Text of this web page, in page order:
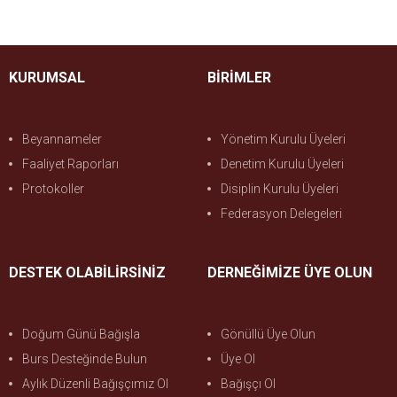
KURUMSAL
Beyannameler
Faaliyet Raporları
Protokoller
BİRİMLER
Yönetim Kurulu Üyeleri
Denetim Kurulu Üyeleri
Disiplin Kurulu Üyeleri
Federasyon Delegeleri
DESTEK OLABİLİRSİNİZ
Doğum Günü Bağışla
Burs Desteğinde Bulun
Aylık Düzenli Bağışçımız Ol
DERNEĞİMİZE ÜYE OLUN
Gönüllü Üye Olun
Üye Ol
Bağışçı Ol